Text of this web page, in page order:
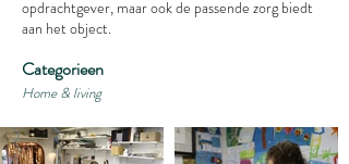
opdrachtgever, maar ook de passende zorg biedt
aan het object.
Home & living
Categorieen